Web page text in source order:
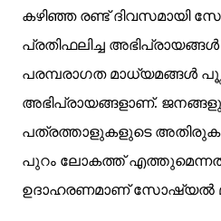
കഴിഞ്ഞ രണ്ട് ദിവസമായി
പ്രതിഫലിച്ച
പരമ്പരാഗത മാധ്യമങ്ങൾ
അഭിപ്രായങ്ങളാണ്.
പത്രത്താളുകളുടെ അതിരുകൾ
പുറം ലോകത്ത്
ഉദാഹരണമാണ് സോഷ്യൽ